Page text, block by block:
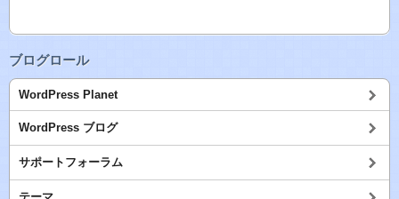
ブログロール
WordPress Planet
WordPress ブログ
サポートフォーラム